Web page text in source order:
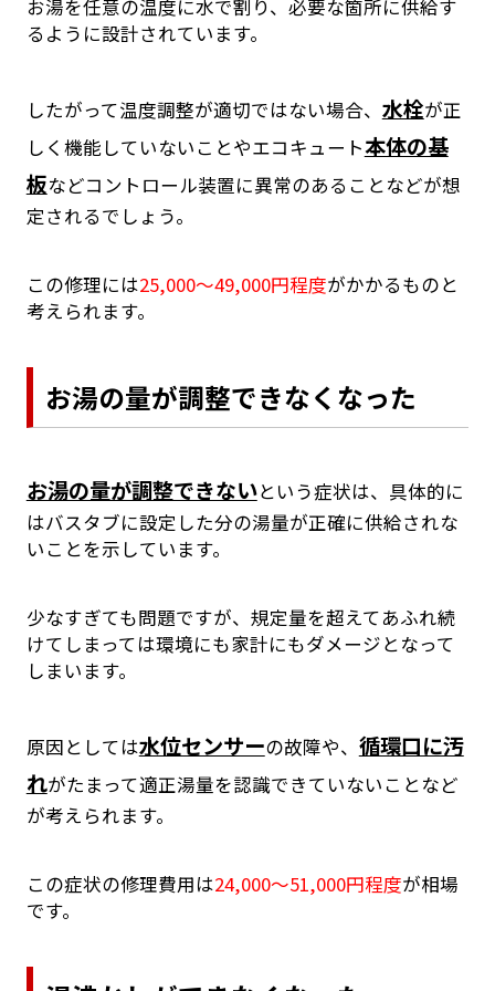
お湯を任意の温度に水で割り、必要な箇所に供給す
るように設計されています。
したがって温度調整が適切ではない場合、 水栓が正
しく機能していないことやエコキュート本体の基
板などコントロール装置に異常のあることなどが想
定されるでしょう。
この修理には25,000～49,000円程度がかかるものと
考えられます。
お湯の量が調整できなくなった
お湯の量が調整できないという症状は、具体的に
はバスタブに設定した分の湯量が正確に供給されな
いことを示しています。
少なすぎても問題ですが、規定量を超えてあふれ続
けてしまっては環境にも家計にもダメージとなって
しまいます。
原因としては水位センサーの故障や、 循環口に汚
れがたまって適正湯量を認識できていないことなど
が考えられます。
この症状の修理費用は24,000～51,000円程度が相場
です。